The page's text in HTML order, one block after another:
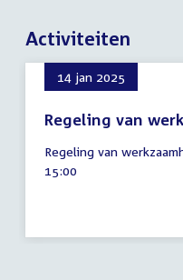
Activiteiten
14 jan 2025
Regeling van
januari
2025
Regeling van
Tijd
15:00